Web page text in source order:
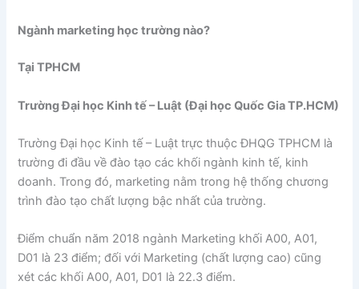
Ngành marketing học trường nào?
Tại TPHCM
Trường Đại học Kinh tế – Luật (Đại học Quốc Gia TP.HCM)
Trường Đại học Kinh tế – Luật trực thuộc ĐHQG TPHCM là
trường đi đầu về đào tạo các khối ngành kinh tế, kinh
doanh. Trong đó, marketing nằm trong hệ thống chương
trình đào tạo chất lượng bậc nhất của trường.
Điểm chuẩn năm 2018 ngành Marketing khối A00, A01,
D01 là 23 điểm; đối với Marketing (chất lượng cao) cũng
xét các khối A00, A01, D01 là 22.3 điểm.